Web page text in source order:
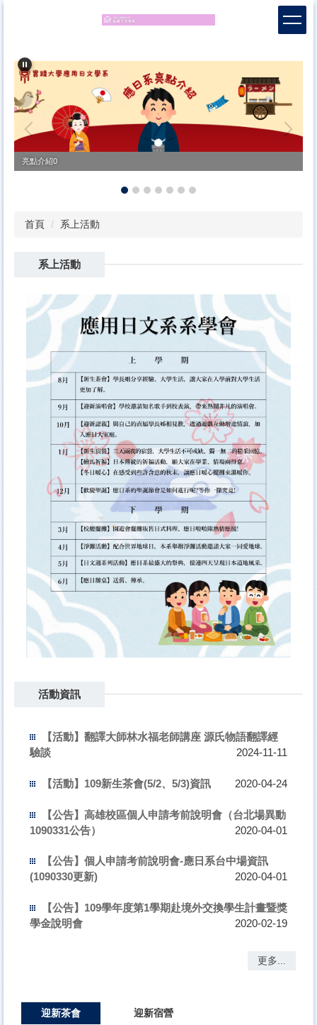
區
亮點介紹0
首頁 系上活動
系上活動
活動資訊
【活動】翻譯大師林水福老師講座 源氏物語翻譯經
驗談
2024-11-11
【活動】109新生茶會(5/2、5/3)資訊 2020-04-24
【公告】高雄校區個人申請考前說明會（台北場異動
1090331公告）
2020-04-01
【公告】個人申請考前說明會-應日系台中場資訊
(1090330更新)
2020-04-01
【公告】109學年度第1學期赴境外交換學生計畫暨獎
學金說明會
2020-02-19
更多...
迎新茶會 迎新宿營